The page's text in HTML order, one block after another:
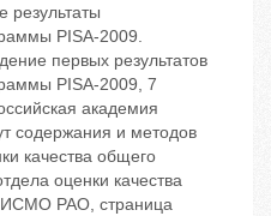
результаты
PISA-2009.
первых результатов
PISA-2009, 7
академия
содержания и методов
качества общего
оценки качества
ИСМО РАО, страница